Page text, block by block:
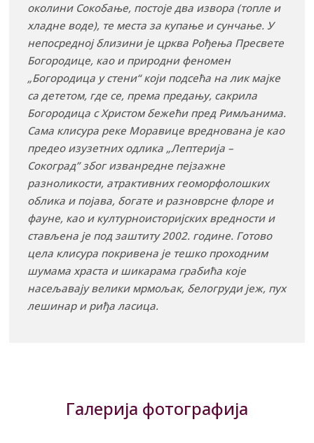
околини Сокобање, постоје два извора (топле и
хладне воде), те места за купање и сунчање. У
непосредној близини је црква Рођења Пресвете
Богородице, као и природни феномен
„Богородица у стени“ који подсећа на лик мајке
са дететом, где се, према предању, сакрила
Богородица с Христом бежећи пред Римљанима.
Сама клисура реке Моравице вреднована је као
предео изузетних одлика „Лептерија –
Сокоград” због изванредне пејзажне
разноликости, атрактивних геоморфолошких
облика и појава, богате и разноврсне флоре и
фауне, као и културноисторијских вредности и
стављена је под заштиту 2002. године. Готово
цела клисура покривена је тешко проходним
шумама храста и шикарама грабића које
насељавају велики мрмољак, белогруди јеж, пух
лешинар и риђа ласица.
Галерија фотографија